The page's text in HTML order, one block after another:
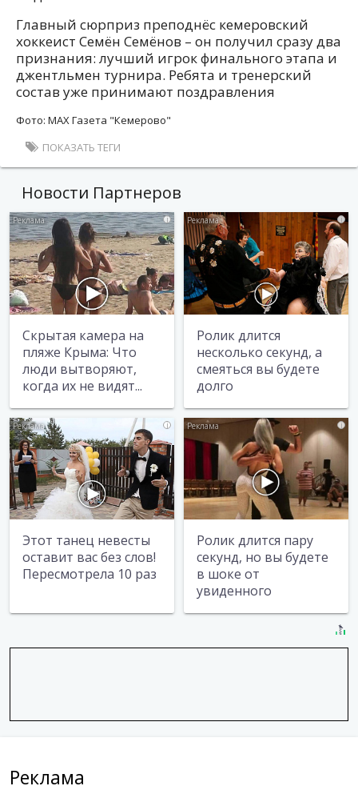
Главный сюрприз преподнёс кемеровский
хоккеист Семён Семёнов – он получил сразу два
признания: лучший игрок финального этапа и
джентльмен турнира. Ребята и тренерский
состав уже принимают поздравления
Фото: MAX Газета "Кемерово"
ПОКАЗАТЬ ТЕГИ
Новости Партнеров
i
Скрытая камера на
пляже Крыма: Что
люди вытворяют,
когда их не видят...
i
Ролик длится
несколько секунд, а
смеяться вы будете
долго
i
Этот танец невесты
оставит вас без слов!
Пересмотрела 10 раз
i
Ролик длится пару
секунд, но вы будете
в шоке от
увиденного
Реклама